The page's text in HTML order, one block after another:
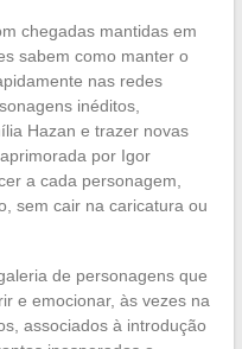
chegadas mantidas em
sabem como manter o
nas redes
inéditos,
Hazan e trazer novas
por Igor
a cada personagem,
sem cair na caricatura ou
de personagens que
e emocionar, às vezes na
associados à introdução